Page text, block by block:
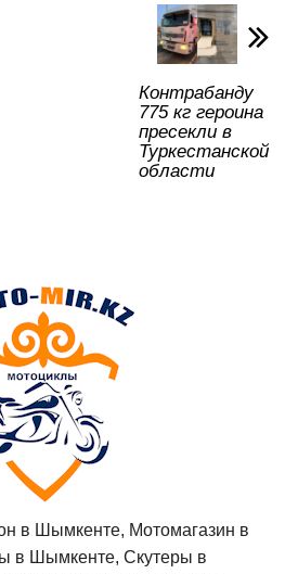
ть
Контрабанду
775 кг героина
пресекли в
Туркестанской
области
в Шымкенте, Мотомагазин в
в Шымкенте, Скутеры в